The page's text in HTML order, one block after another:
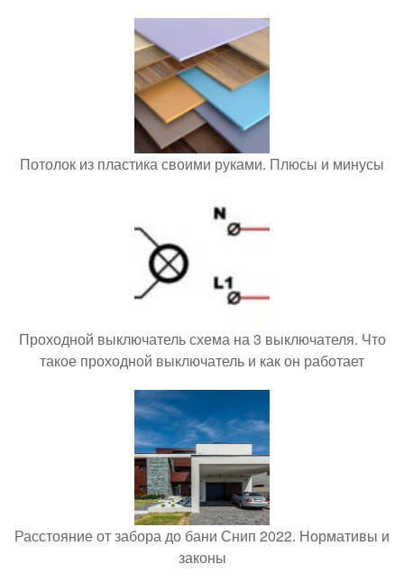
Потолок из пластика своими руками. Плюсы и минусы
Проходной выключатель схема на 3 выключателя. Что
такое проходной выключатель и как он работает
Расстояние от забора до бани Снип 2022. Нормативы и
законы